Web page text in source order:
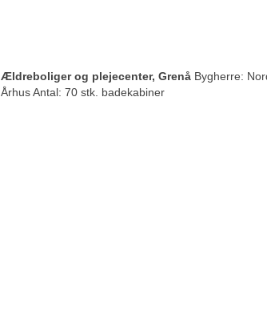
Ældreboliger og plejecenter, GrenåBygherre:
Århus Antal: 70 stk. badekabiner